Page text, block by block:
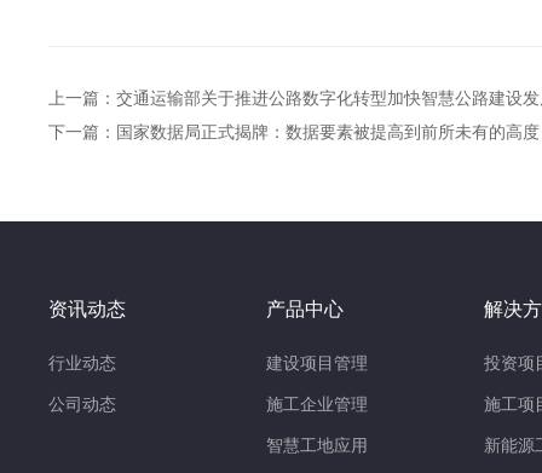
上一篇：交通运输部关于推进公路数字化转型加快智慧公路建设
下一篇：国家数据局正式揭牌：数据要素被提高到前所未有的高度
资讯动态
行业动态
公司动态
产品中心
建设项目管理
施工企业管理
智慧工地应用
解决
投资项
施工项
新能源